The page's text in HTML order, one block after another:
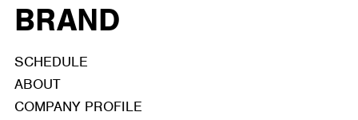
BRAND
SCHEDULE
ABOUT
COMPANY PROFILE